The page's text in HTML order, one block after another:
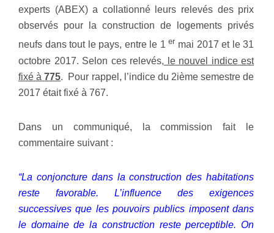
experts (ABEX) a collationné leurs relevés des prix
observés pour la construction de logements privés
neufs dans tout le pays, entre le 1er mai 2017 et le 31
octobre 2017. Selon ces relevés, le nouvel indice est
fixé à775. Pour rappel, l’indice du 2ième semestre de
2017 était fixé à 767.
Dans un communiqué, la commission fait le
commentaire suivant :
“La conjoncture dans la construction des habitations
reste favorable. L’influence des exigences
successives que les pouvoirs publics imposent dans
le domaine de la construction reste perceptible. On